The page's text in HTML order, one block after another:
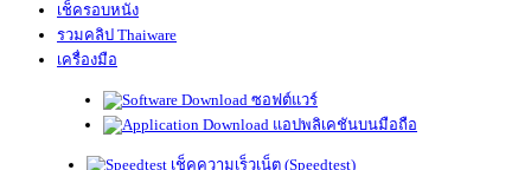
เช็ครอบหนัง
รวมคลิป Thaiware
เครื่องมือ
ซอฟต์แวร์
แอปพลิเคชันบนมือถือ
เช็คความเร็วเน็ต (Speedtest)